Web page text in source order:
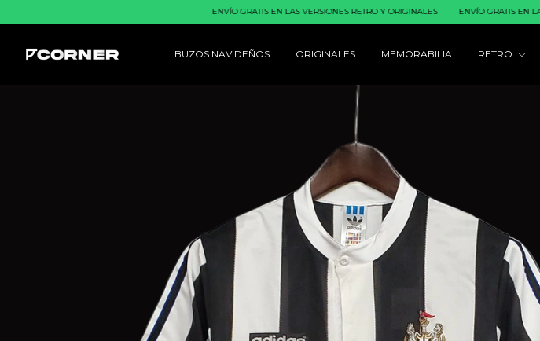
ENVÍO GRATIS EN LAS VERSIONES RETRO Y ORIGINALES ENVÍO GRATIS EN LAS
BUZOS NAVIDEÑOS ORIGINALES MEMORABILIA RETRO